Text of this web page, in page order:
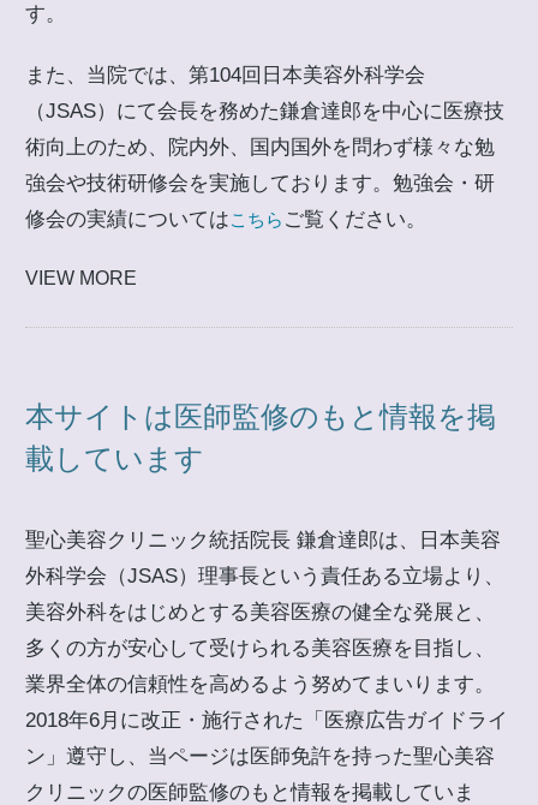
す。
また、当院では、第104回日本美容外科学会
（JSAS）にて会長を務めた鎌倉達郎を中心に医療技
術向上のため、院内外、国内国外を問わず様々な勉
強会や技術研修会を実施しております。勉強会・研
修会の実績についてはこちら ご覧ください。
VIEW MORE
本サイトは医師監修のもと情報を掲
載しています
聖心美容クリニック統括院長 鎌倉達郎は、日本美容
外科学会（JSAS）理事長という責任ある立場より、
美容外科をはじめとする美容医療の健全な発展と、
多くの方が安心して受けられる美容医療を目指し、
業界全体の信頼性を高めるよう努めてまいります。
2018年6月に改正・施行された「医療広告ガイドライ
ン」遵守し、当ページは医師免許を持った聖心美容
クリニックの医師監修のもと情報を掲載していま